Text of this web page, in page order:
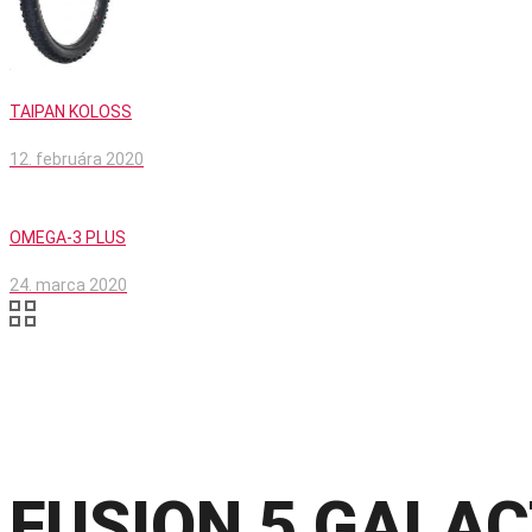
TAIPAN KOLOSS
12. februára 2020
OMEGA-3 PLUS
24. marca 2020